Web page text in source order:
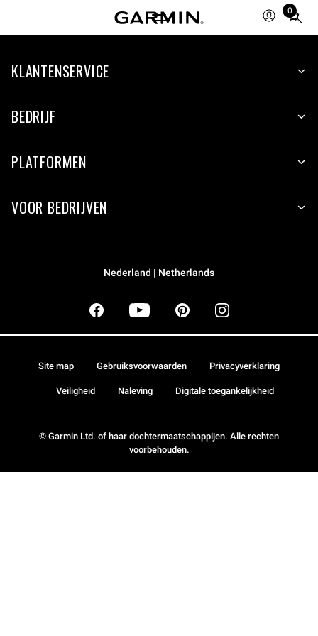
0
Total
items
cart:
KLANTENSERVICE
BEDRIJF
PLATFORMEN
VOOR BEDRIJVEN
Nederland | Netherlands
© Garmin Ltd. of haar dochtermaatschappijen. Alle rechten
voorbehouden.
Site map Gebruiksvoorwaarden Privacyverklaring
Veiligheid Naleving Digitale toegankelijkheid